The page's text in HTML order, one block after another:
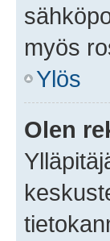
myös
Ylös
Olen